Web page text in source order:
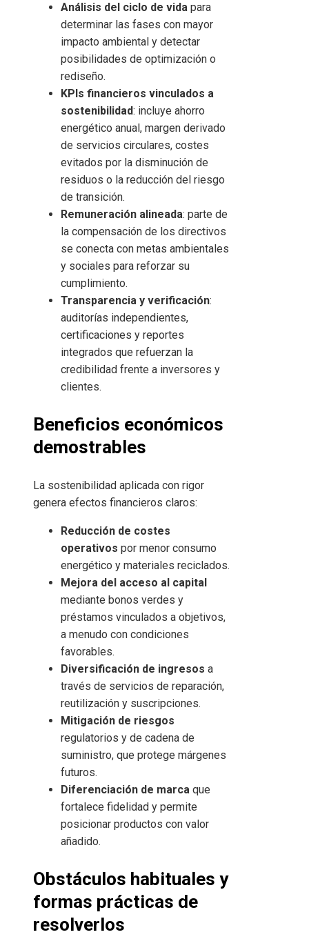
Análisis del ciclo de vida para
determinar las fases con mayor
impacto ambiental y detectar
posibilidades de optimización o
rediseño.
KPIs financieros vinculados a
sostenibilidad: incluye ahorro
energético anual, margen derivado
de servicios circulares, costes
evitados por la disminución de
residuos o la reducción del riesgo
de transición.
Remuneración alineada: parte de
la compensación de los directivos
se conecta con metas ambientales
y sociales para reforzar su
cumplimiento.
Transparencia y verificación:
auditorías independientes,
certificaciones y reportes
integrados que refuerzan la
credibilidad frente a inversores y
clientes.
Beneficios económicos
demostrables
La sostenibilidad aplicada con rigor
genera efectos financieros claros:
Reducción de costes
operativos por menor consumo
energético y materiales reciclados.
Mejora del acceso al capital
mediante bonos verdes y
préstamos vinculados a objetivos,
a menudo con condiciones
favorables.
Diversificación de ingresos a
través de servicios de reparación,
reutilización y suscripciones.
Mitigación de riesgos
regulatorios y de cadena de
suministro, que protege márgenes
futuros.
Diferenciación de marca que
fortalece fidelidad y permite
posicionar productos con valor
añadido.
Obstáculos habituales y
formas prácticas de
resolverlos